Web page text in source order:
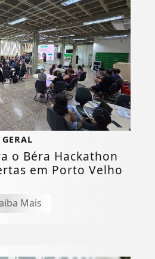
GERAL
o Béra Hackathon
em Porto Velho
Mais